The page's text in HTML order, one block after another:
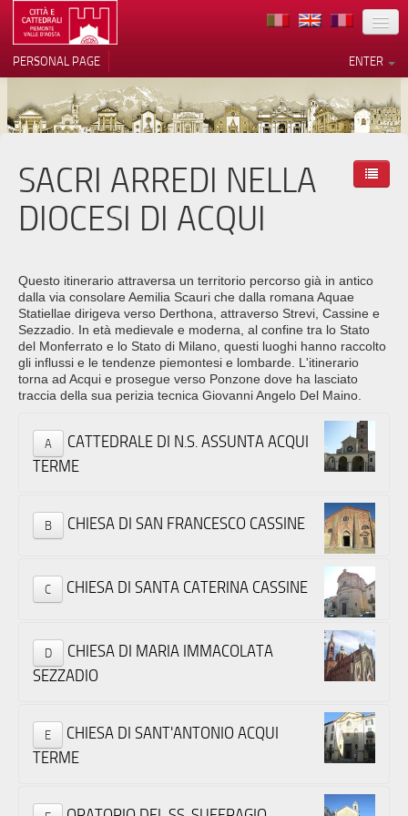
LOCATION
ARCHITECTURE
EVENTS
HOST
VOLUNTEERS
CONTACTS
PRESS
ENTER
PERSONAL PAGE
SACRI ARREDI NELLA
DIOCESI DI ACQUI
Questo itinerario attraversa un territorio percorso già in antico
dalla via consolare Aemilia Scauri che dalla romana Aquae
Statiellae dirigeva verso Derthona, attraverso Strevi, Cassine e
Sezzadio. In età medievale e moderna, al confine tra lo Stato
del Monferrato e lo Stato di Milano, questi luoghi hanno raccolto
gli influssi e le tendenze piemontesi e lombarde. L'itinerario
torna ad Acqui e prosegue verso Ponzone dove ha lasciato
traccia della sua perizia tecnica Giovanni Angelo Del Maino.
A
CATTEDRALE DI N.S. ASSUNTA ACQUI
TERME
B CHIESA DI SAN FRANCESCO CASSINE
C CHIESA DI SANTA CATERINA CASSINE
D
CHIESA DI MARIA IMMACOLATA
SEZZADIO
E
CHIESA DI SANT'ANTONIO ACQUI
TERME
Your Privacy Choices